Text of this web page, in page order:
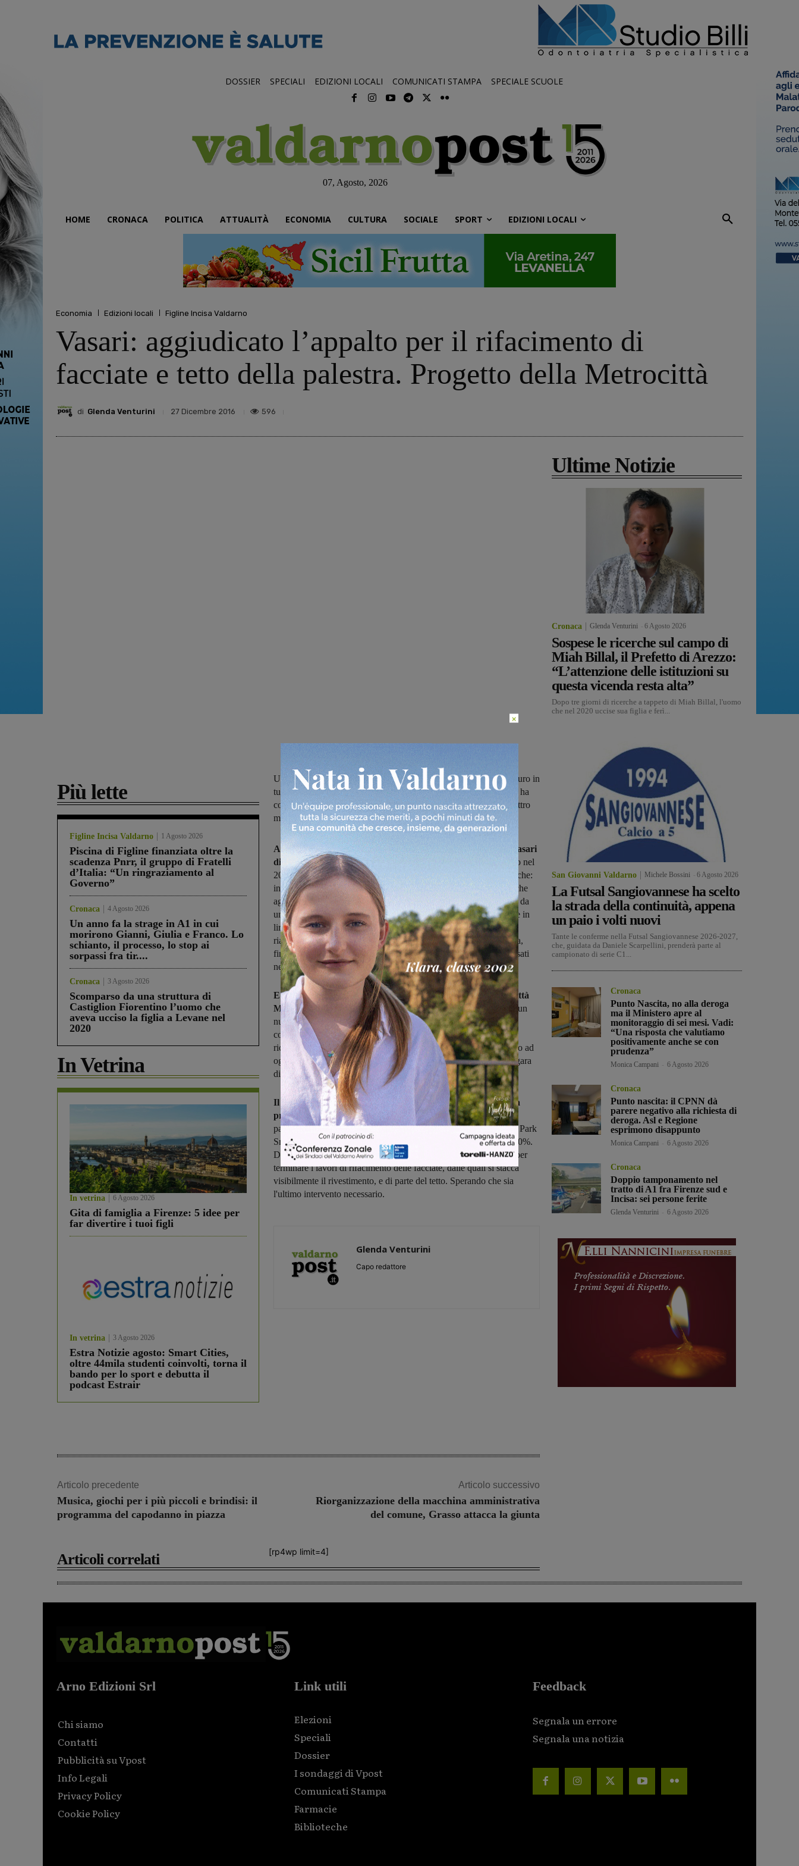
DOSSIER SPECIALI EDIZIONI LOCALI COMUNICATI STAMPA SPECIALE SCUOLE
07, Agosto, 2026
HOME CRONACA POLITICA ATTUALITÀ ECONOMIA CULTURA SOCIALE SPORT EDIZIONI LOCALI
Economia Edizioni locali Figline Incisa Valdarno
Vasari: aggiudicato l’appalto per il rifacimento di
facciate e tetto della palestra. Progetto della Metrocittà
di Glenda Venturini 27 Dicembre 2016 596
Più lette
Figline Incisa Valdarno 1 Agosto 2026
Piscina di Figline finanziata oltre la
scadenza Pnrr, il gruppo di Fratelli
d’Italia: “Un ringraziamento al
Governo”
Cronaca 4 Agosto 2026
Un anno fa la strage in A1 in cui
morirono Gianni, Giulia e Franco. Lo
schianto, il processo, lo stop ai
sorpassi fra tir....
Cronaca 3 Agosto 2026
Scomparso da una struttura di
Castiglion Fiorentino l’uomo che
aveva ucciso la figlia a Levane nel
2020
In Vetrina
In vetrina 6 Agosto 2026
Gita di famiglia a Firenze: 5 idee per
far divertire i tuoi figli
In vetrina 3 Agosto 2026
Estra Notizie agosto: Smart Cities,
oltre 44mila studenti coinvolti, torna il
bando per lo sport e debutta il
podcast Estrair
Un progetto approvato a febbraio 2015 per poco più di 200mila euro in
tutto, e rimasto in stand by fino a oggi. Ora la Città Metropolitana ha
concluso la procedura di aggiudicazione, la ditta vincitrice ha quattro
mesi dalla consegna dei lavori
Arrivano nuovi lavori per la palestra dell'istituto superiore Vasari
di Figline.Un edificio di costruzione piuttosto recente, inaugurato nel
2003, ma che fin dai primi anni ha mostrato numerose problematiche:
infiltrazioni d'acqua, distacco delle parti di intonaco, problemi anche
agli impianti. Senza contare i soldi pubblici spesi da allora: partita da
una spesa di 732mila euro (nella prima progettazione l'equivalente in
lire), la somma è lievitata dopo il fallimento della prima ditta, il
riaffidamento dei lavori, un contenzioso legale con la ex Provincia,
fino a un totale di 1 milione e 700mila euro, compresi i soldi sborsati
nel 2007 per rifare la pavimentazione.
E i problemi non erano finiti. Tanto che a febbraio 2015 la Città
Metropolitana, subentrata alla Provincia di Firenze, approvò un
nuovo progetto per il rifacimento delle facciate e di parte della
copertura della struttura: costo stimato, circa 275mila euro, con
richiesta di finanziamento regionale. Da allora, tutto congelato fino ad
oggi, quando la Metrocittà, con i fondi disponibili, ha lanciato la gara
di affidamento dei lavori.
Il 15 dicembre, con l'aggiudicazione definitiva, si è conclusa la
procedura di gara d'appalto : quattordici le ditte che hanno
partecipato, l'offerta migliore è risultata quella dell'Impresa Green Park
Srl di Roma con un ribasso della base d'asta di poco inferiore al 20%.
Dalla consegna dei lavori, la ditta avrà a disposizione 120 giorni per
terminare i lavori di rifacimento delle facciate, dalle quali si stacca
visibilmente il rivestimento, e di parte del tetto. Sperando che sia
l'ultimo intervento necessario.
Glenda Venturini
Capo redattore
Articolo precedente
Musica, giochi per i più piccoli e brindisi: il
programma del capodanno in piazza
Articolo successivo
Riorganizzazione della macchina amministrativa
del comune, Grasso attacca la giunta
[rp4wp limit=4]
Articoli correlati
Ultime Notizie
Cronaca Glenda Venturini 6 Agosto 2026
Sospese le ricerche sul campo di
Miah Billal, il Prefetto di Arezzo:
“L’attenzione delle istituzioni su
questa vicenda resta alta”
Dopo tre giorni di ricerche a tappeto di Miah Billal, l'uomo
che nel 2020 uccise sua figlia e ferì...
San Giovanni Valdarno Michele Bossini 6 Agosto 2026
La Futsal Sangiovannese ha scelto
la strada della continuità, appena
un paio i volti nuovi
Tante le conferme nella Futsal Sangiovannese 2026-2027,
che, guidata da Daniele Scarpellini, prenderà parte al
campionato di serie C1...
Cronaca
Punto Nascita, no alla deroga
ma il Ministero apre al
monitoraggio di sei mesi. Vadi:
“Una risposta che valutiamo
positivamente anche se con
prudenza”
Monica Campani 6 Agosto 2026
Cronaca
Punto nascita: il CPNN dà
parere negativo alla richiesta di
deroga. Asl e Regione
esprimono disappunto
Monica Campani 6 Agosto 2026
Cronaca
Doppio tamponamento nel
tratto di A1 fra Firenze sud e
Incisa: sei persone ferite
Glenda Venturini 6 Agosto 2026
Arno Edizioni Srl
Chi siamo
Contatti
Pubblicità su Vpost
Info Legali
Privacy Policy
Cookie Policy
Link utili
Elezioni
Speciali
Dossier
I sondaggi di Vpost
Comunicati Stampa
Farmacie
Biblioteche
Feedback
Segnala un errore
Segnala una notizia
×